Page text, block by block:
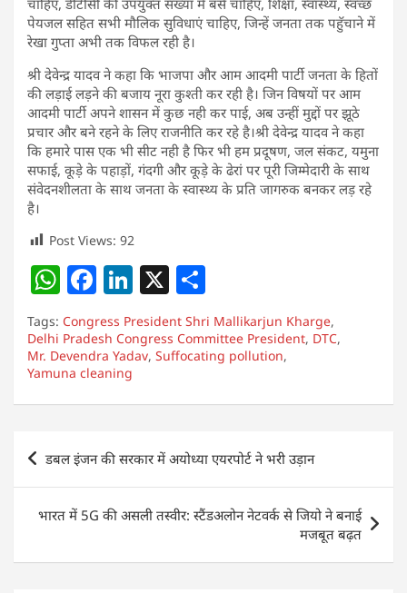
पेयजल सहित सभी मौलिक सुविधाएं चाहिए, जिन्हें जनता तक पहुॅचाने में
रेखा गुप्ता अभी तक विफल रही है।
श्री देवेन्द्र यादव ने कहा कि भाजपा और आम आदमी पार्टी जनता के हितों
की लड़ाई लड़ने की बजाय नूरा कुश्ती कर रही है। जिन विषयों पर आम
आदमी पार्टी अपने शासन में कुछ नही कर पाई, अब उन्हीं मुद्दों पर झूठे
प्रचार और बने रहने के लिए राजनीति कर रहे है।श्री देवेन्द्र यादव ने कहा
कि हमारे पास एक भी सीट नही है फिर भी हम प्रदूषण, जल संकट, यमुना
सफाई, कूड़े के पहाड़ों, गंदगी और कूड़े के ढेरां पर पूरी जिम्मेदारी के साथ
संवेदनशीलता के साथ जनता के स्वास्थ्य के प्रति जागरुक बनकर लड़ रहे
है।
Post Views: 92
W
h
at
s
A
p
F
a
c
e
b
o
k
Li
n
k
e
dI
X
h
ar
e
Tags: Congress President Shri Mallikarjun Kharge,
Delhi Pradesh Congress Committee President, DTC,
Mr. Devendra Yadav, Suffocating pollution,
Yamuna cleaning
Post
navigation
डबल इंजन की सरकार में अयोध्या एयरपोर्ट ने भरी उड़ान
भारत में 5G की असली तस्वीर: स्टैंडअलोन नेटवर्क से जियो ने बनाई
मजबूत बढ़त